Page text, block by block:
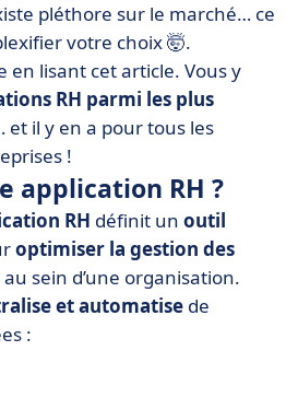
d’une application RH ?
application RH ?
pléthore sur le marché… ce
votre choix 🤯.
en lisant cet article. Vous y
RH parmi les plus
et il y en a pour tous les
!
application RH ?
RH définit un outil
optimiser la gestion des
au sein d’une organisation.
et automatise de
: